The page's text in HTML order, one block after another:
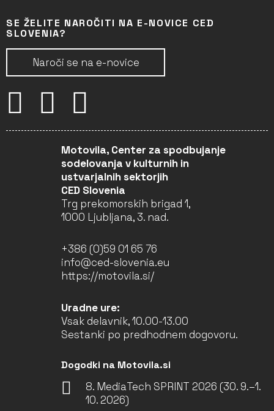
SE ŽELITE NAROČITI NA E-NOVICE CED
SLOVENIA?
Naroči se na e-novice
Motovila, Center za spodbujanje
sodelovanja v kulturnih in
ustvarjalnih sektorjih
CED Slovenia
Trg prekomorskih brigad 1,
1000 Ljubljana, 3. nad.
+386 (0)59 01 65 76
info@ced-slovenia.eu
https://motovila.si/
Uradne ure:
Vsak delavnik, 10.00-13.00
Sestanki po predhodnem dogovoru.
Dogodki na Motovila.si
8. MediaTech SPRINT 2026 (30. 9.–1.
10. 2026)